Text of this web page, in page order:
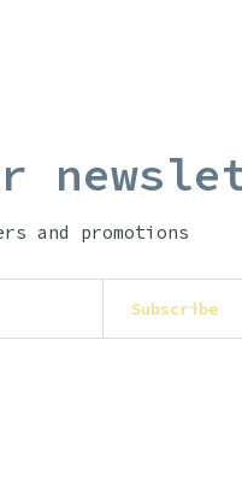
and promotions
Subscribe